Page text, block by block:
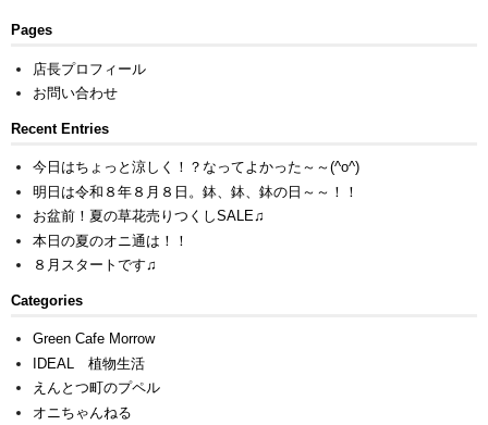
Pages
店長プロフィール
お問い合わせ
Recent Entries
今日はちょっと涼しく！？なってよかった～～(^o^)
明日は令和８年８月８日。鉢、鉢、鉢の日～～！！
お盆前！夏の草花売りつくしSALE♫
本日の夏のオニ通は！！
８月スタートです♫
Categories
Green Cafe Morrow
IDEAL 植物生活
えんとつ町のプペル
オニちゃんねる